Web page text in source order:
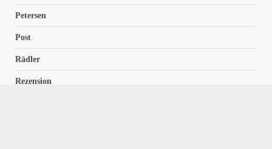
Petersen
Post
Rädler
Rezension